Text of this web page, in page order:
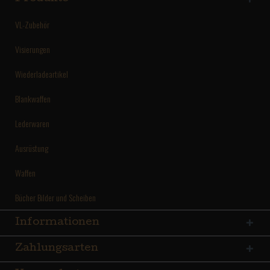
VL-Zubehör
Visierungen
Wiederladeartikel
Blankwaffen
Lederwaren
Ausrüstung
Waffen
Bücher Bilder und Scheiben
Informationen
Zahlungsarten